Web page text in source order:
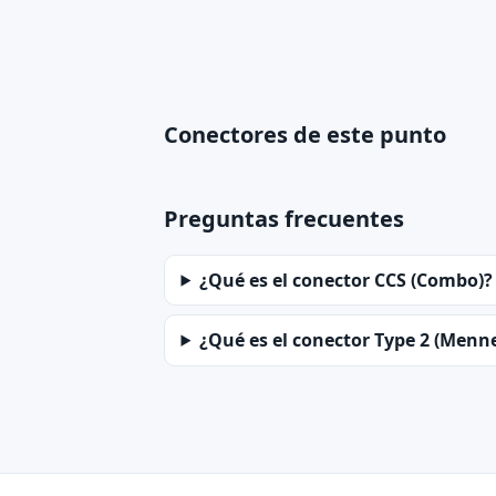
Conectores de este punto
Preguntas frecuentes
¿Qué es el conector CCS (Combo)?
¿Qué es el conector Type 2